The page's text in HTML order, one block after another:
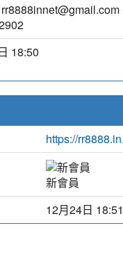
18:50
https://
新會員
12月24日 18:51